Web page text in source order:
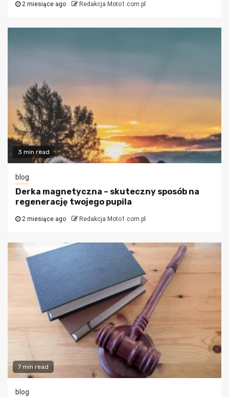
2 miesiące ago Redakcja Moto1.com.pl
3 min read
blog
Derka magnetyczna – skuteczny sposób na
regenerację twojego pupila
2 miesiące ago Redakcja Moto1.com.pl
7 min read
blog